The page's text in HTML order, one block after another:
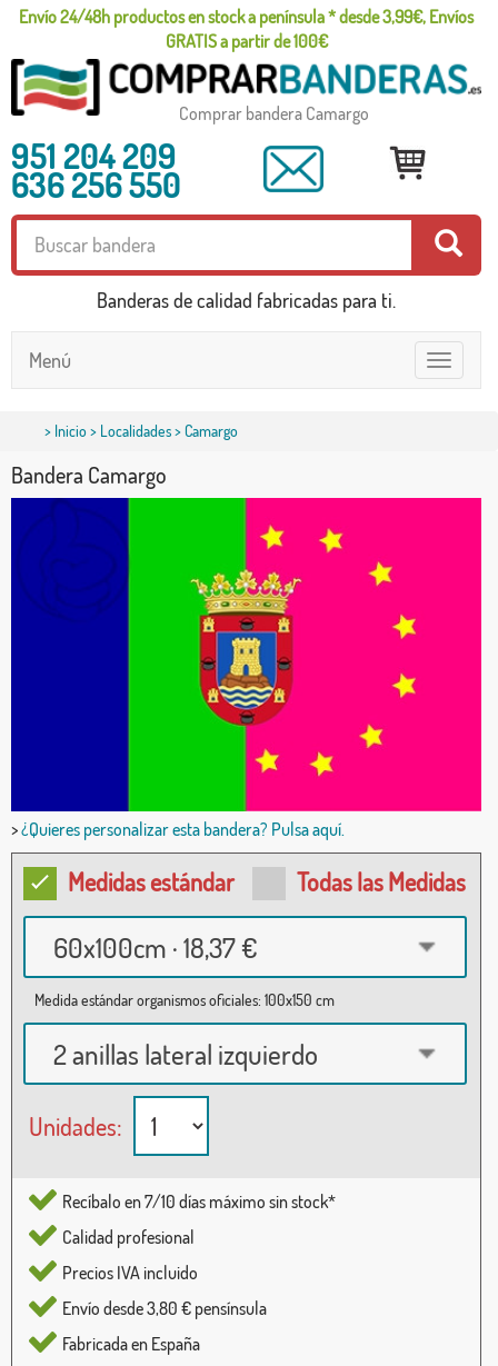
Envío 24/48h productos en stock a península * desde 3,99€, Envíos
GRATIS a partir de 100€
Comprar bandera Camargo
951 204 209
636 256 550
Banderas de calidad fabricadas para ti.
Toggle
navigation
Menú
> Inicio> Localidades> Camargo
Bandera Camargo
>¿Quieres personalizar esta bandera? Pulsa aquí.
Medidas estándar Todas las Medidas
60x100cm · 18,37 €
Medida estándar organismos oficiales: 100x150 cm
2 anillas lateral izquierdo
Unidades:
Recíbalo en 7/10 días máximo sin stock*
Calidad profesional
Precios IVA incluido
Envío desde 3,80 € pensínsula
Fabricada en España